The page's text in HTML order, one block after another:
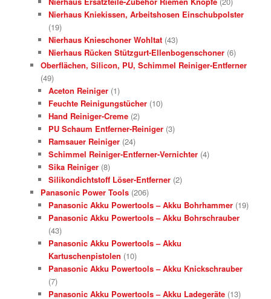
Nierhaus Kniekissen, Arbeitshosen Einschubpolster
(19)
Nierhaus Knieschoner Wohltat (43)
Nierhaus Rücken Stützgurt-Ellenbogenschoner (6)
Oberflächen, Silicon, PU, Schimmel Reiniger-Entferner
(49)
Aceton Reiniger (1)
Feuchte Reinigungstücher (10)
Hand Reiniger-Creme (2)
PU Schaum Entferner-Reiniger (3)
Ramsauer Reiniger (24)
Schimmel Reiniger-Entferner-Vernichter (4)
Sika Reiniger (8)
Silikondichtstoff Löser-Entferner (2)
Panasonic Power Tools (206)
Panasonic Akku Powertools – Akku Bohrhammer (19)
Panasonic Akku Powertools – Akku Bohrschrauber
(43)
Panasonic Akku Powertools – Akku
Kartuschenpistolen (10)
Panasonic Akku Powertools – Akku Knickschrauber
(7)
Panasonic Akku Powertools – Akku Ladegeräte (13)